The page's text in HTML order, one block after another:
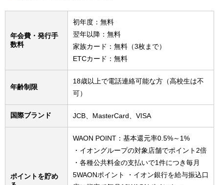
年会費・発行手
数料
初年度：無料
翌年以降：無料
家族カード：無料（3枚まで）
ETCカード：無料
年齢制限
18歳以上で電話連絡可能な方（高校生は不
可）
国際ブランド JCB、MasterCard、VISA
ポイントを貯め
WAON POINT：基本還元率0.5%～1%
・イオングループの対象店舗でポイント2倍
・各種公共料金の支払いで1件につき毎月
5WAONポイント ・イオン銀行を給与振込口